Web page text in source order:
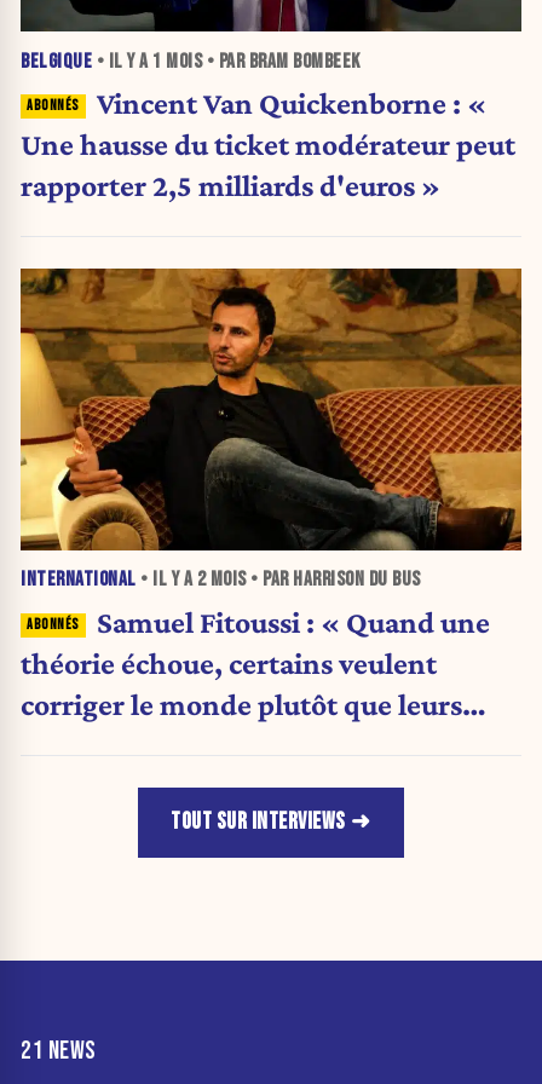
BELGIQUE • IL Y A 1 MOIS• PAR BRAM BOMBEEK
Vincent Van Quickenborne : «
Une hausse du ticket modérateur peut
rapporter 2,5 milliards d'euros »
INTERNATIONAL • IL Y A 2 MOIS• PAR HARRISON DU BUS
Samuel Fitoussi : « Quand une
théorie échoue, certains veulent
corriger le monde plutôt que leurs
TOUT SUR INTERVIEWS
21 NEWS